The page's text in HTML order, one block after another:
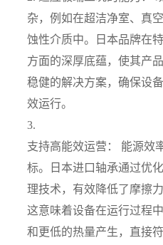
杂，例如在超洁净室、真
蚀性介质中。日本品牌在
方面的深厚底蕴，使其产
稳健的解决方案，确保设
效运行。
3.
支持高能效运营： 能源效
标。日本进口轴承通过优
理技术，有效降低了摩擦
这意味着设备在运行过程
和更低的热量产生，直接